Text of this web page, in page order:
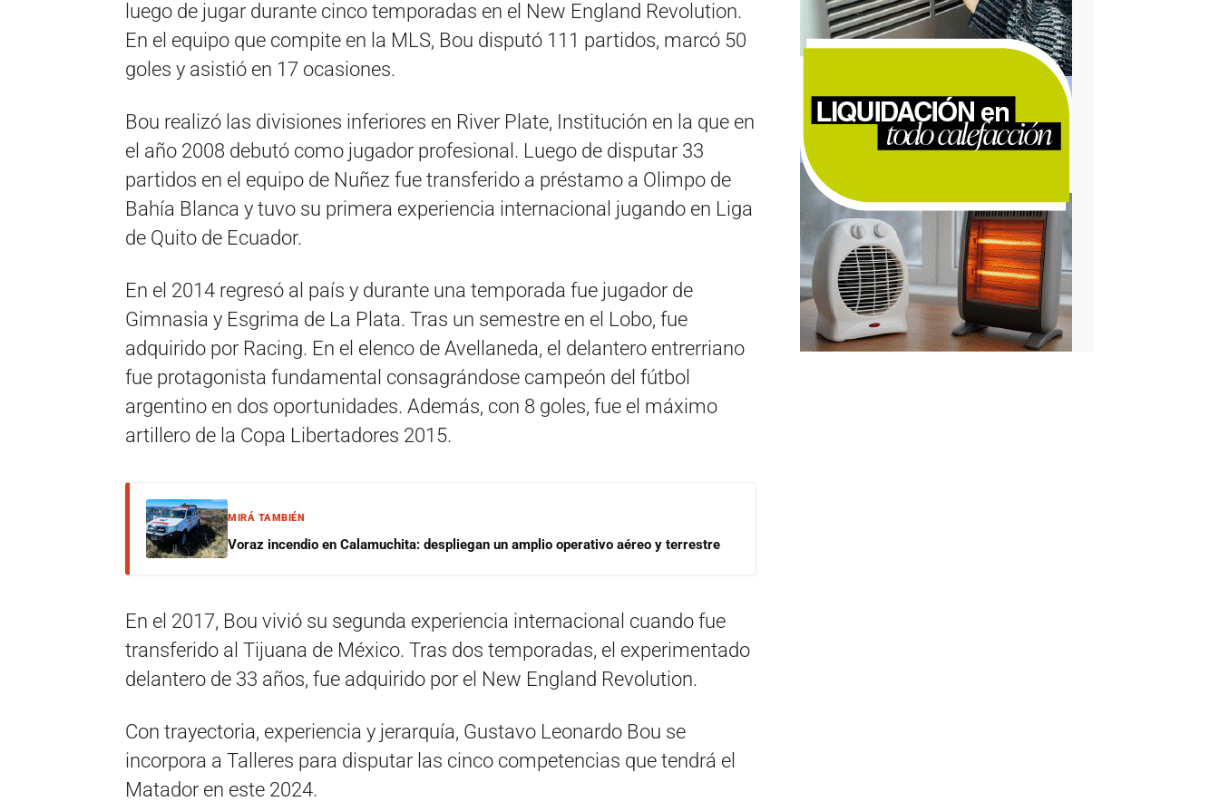
luego de jugar durante cinco temporadas en el New England Revolution.
En el equipo que compite en la MLS, Bou disputó 111 partidos, marcó 50
goles y asistió en 17 ocasiones.
Bou realizó las divisiones inferiores en River Plate, Institución en la que en
el año 2008 debutó como jugador profesional. Luego de disputar 33
partidos en el equipo de Nuñez fue transferido a préstamo a Olimpo de
Bahía Blanca y tuvo su primera experiencia internacional jugando en Liga
de Quito de Ecuador.
En el 2014 regresó al país y durante una temporada fue jugador de
Gimnasia y Esgrima de La Plata. Tras un semestre en el Lobo, fue
adquirido por Racing. En el elenco de Avellaneda, el delantero entrerriano
fue protagonista fundamental consagrándose campeón del fútbol
argentino en dos oportunidades. Además, con 8 goles, fue el máximo
artillero de la Copa Libertadores 2015.
MIRÁ TAMBIÉN
Voraz incendio en Calamuchita: despliegan un amplio operativo aéreo y terrestre
En el 2017, Bou vivió su segunda experiencia internacional cuando fue
transferido al Tijuana de México. Tras dos temporadas, el experimentado
delantero de 33 años, fue adquirido por el New England Revolution.
Con trayectoria, experiencia y jerarquía, Gustavo Leonardo Bou se
incorpora a Talleres para disputar las cinco competencias que tendrá el
Matador en este 2024.